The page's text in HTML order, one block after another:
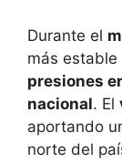
Durante el
más estable
presiones
nacional. El
aportando
norte del